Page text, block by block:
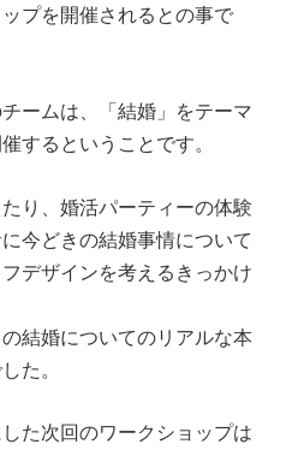
プを開催されるとの事で
ームは、「結婚」をテーマ
するということです。
り、婚活パーティーの体験
今どきの結婚事情について
デザインを考えるきっかけ
結婚についてのリアルな本
た。
た次回のワークショップは